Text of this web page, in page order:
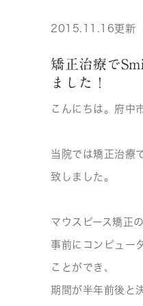
2015.11.16更新
矯正治療で
ました！
こんにちは。府中
当院では矯正治療
致しました。
マウスピース矯正
事前にコンピュー
ことができ、
期間が半年前後と